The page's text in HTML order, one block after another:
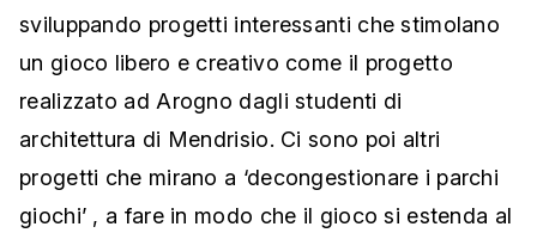
sviluppando progetti interessanti che stimolano
un gioco libero e creativo come il progetto
realizzato ad Arogno dagli studenti di
architettura di Mendrisio. Ci sono poi altri
progetti che mirano a ‘decongestionare i parchi
giochi’ , a fare in modo che il gioco si estenda al